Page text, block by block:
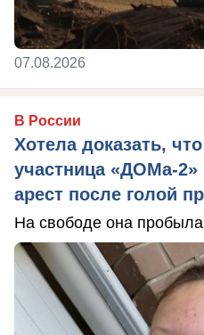
07.08.2026
В России
Хотела доказать,
участница «ДОМа-
арест после голой
На свободе она пробыла